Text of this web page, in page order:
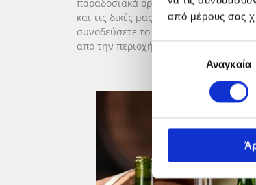
από μέρους σας
Επιλογή
συγκατάθεσηςΑναγκαία
παραδοσιακά ορεκτικά, που
και τις δικές μας σπιτικές συνταγές.
συνοδεύσετε το γεύμα σας,
από την περιοχή μας.